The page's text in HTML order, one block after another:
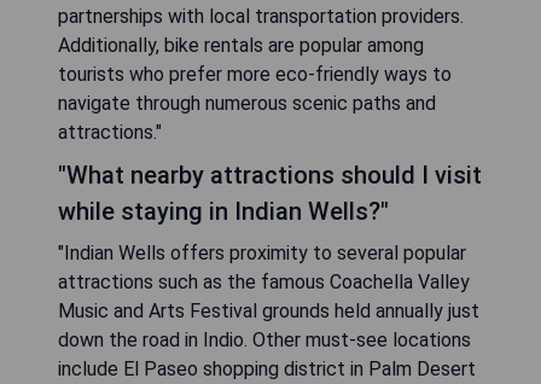
partnerships with local transportation providers.
Additionally, bike rentals are popular among
tourists who prefer more eco-friendly ways to
navigate through numerous scenic paths and
attractions."
"What nearby attractions should I visit
while staying in Indian Wells?"
"Indian Wells offers proximity to several popular
attractions such as the famous Coachella Valley
Music and Arts Festival grounds held annually just
down the road in Indio. Other must-see locations
include El Paseo shopping district in Palm Desert